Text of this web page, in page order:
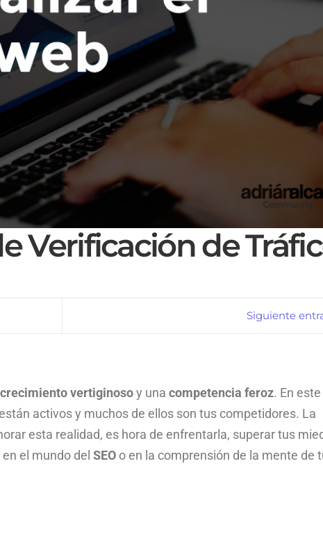
Verificación de
Siguiente
crecimiento vertiginosoy una competencia feroz. En
activos y muchos de ellos son tus competidores. La
esta realidad, es hora de enfrentarla, superar tus
el mundo del SEO o en la comprensión de la mente de